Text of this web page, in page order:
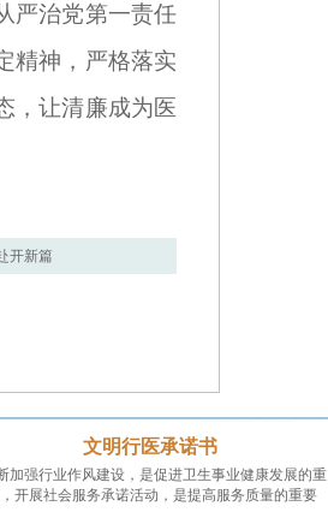
严治党第一责任
精神，严格落实
，让清廉成为医
开新篇
文明行医承诺书
加强行业作风建设，是促进卫生事业健康发展的重
开展社会服务承诺活动，是提高服务质量的重要